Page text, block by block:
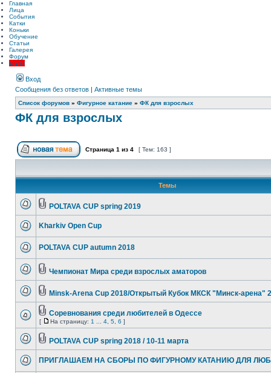
Главная
Лица
События
Катки
Коньки
Обучение
Статьи
Галерея
Форум
LIVE!
Вход
Сообщения без ответов | Активные темы
Список форумов » Фигурное катание » ФК для взрослых
ФК для взрослых
Страница 1 из 4 [ Тем: 163 ]
Темы
POLTAVA CUP spring 2019
Kharkiv Open Cup
POLTAVA CUP autumn 2018
Чемпионат Мира среди взрослых аматоров
Minsk-Arena Cup 2018/Открытый Кубок МКСК "Минск-арена"
Соревнования среди любителей в Одессе
[ На страницу: 1 4 5 6 ]
POLTAVA CUP spring 2018 / 10-11 марта
ПРИГЛАШАЕМ НА СБОРЫ ПО ФИГУРНОМУ КАТАНИЮ ДЛЯ